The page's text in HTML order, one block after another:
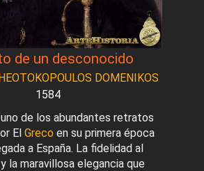
de un desconocido
DOMENIKOS
1584
de los abundantes retratos
El Greco en su primera época
a España. La fidelidad al
la maravillosa elegancia que